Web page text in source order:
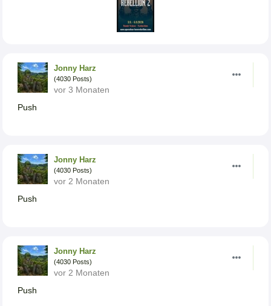
Jonny Harz
(4030 Posts)
vor 3 Monaten
Push
Jonny Harz
(4030 Posts)
vor 2 Monaten
Push
Jonny Harz
(4030 Posts)
vor 2 Monaten
Push